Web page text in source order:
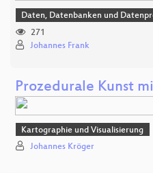
Daten, Datenbanken und
271
Johannes Frank
Prozedurale Kunst
Kartographie und Visualisierung
Johannes Kröger